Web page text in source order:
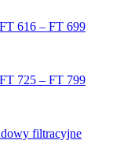
616 – FT 699
725 – FT 799
filtracyjne